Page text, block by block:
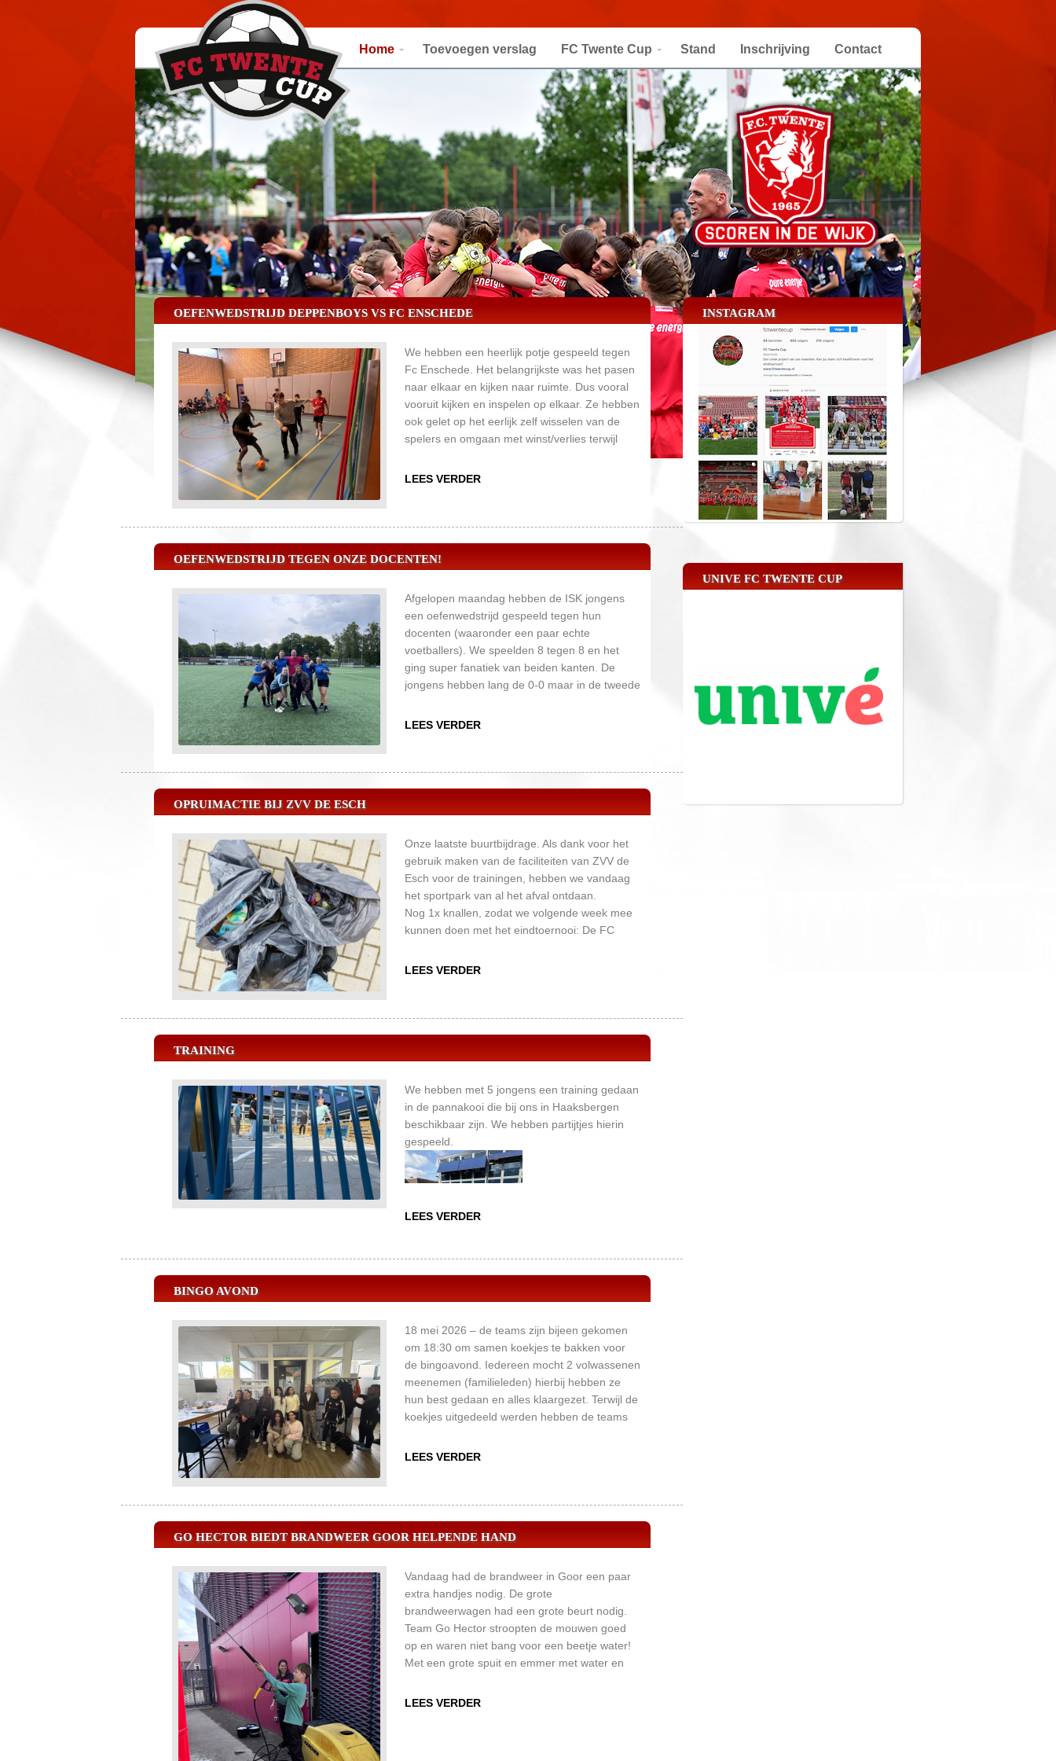
Home Toevoegen verslag FC Twente Cup Stand Inschrijving Contact
OEFENWEDSTRIJD DEPPENBOYS VS FC ENSCHEDE
We hebben een heerlijk potje gespeeld tegen
Fc Enschede. Het belangrijkste was het pasen
naar elkaar en kijken naar ruimte. Dus vooral
vooruit kijken en inspelen op elkaar. Ze hebben
ook gelet op het eerlijk zelf wisselen van de
spelers en omgaan met winst/verlies terwijl
LEES VERDER
OEFENWEDSTRIJD TEGEN ONZE DOCENTEN!
Afgelopen maandag hebben de ISK jongens
een oefenwedstrijd gespeeld tegen hun
docenten (waaronder een paar echte
voetballers). We speelden 8 tegen 8 en het
ging super fanatiek van beiden kanten. De
jongens hebben lang de 0-0 maar in de tweede
docenten hebben met 2-0 van de jongens
LEES VERDER
OPRUIMACTIE BIJ ZVV DE ESCH
Onze laatste buurtbijdrage. Als dank voor het
gebruik maken van de faciliteiten van ZVV de
Esch voor de trainingen, hebben we vandaag
het sportpark van al het afval ontdaan.
Nog 1x knallen, zodat we volgende week mee
kunnen doen met het eindtoernooi: De FC
LEES VERDER
TRAINING
We hebben met 5 jongens een training gedaan
in de pannakooi die bij ons in Haaksbergen
beschikbaar zijn. We hebben partijtjes hierin
gespeeld.
LEES VERDER
BINGO AVOND
18 mei 2026 – de teams zijn bijeen gekomen
om 18:30 om samen koekjes te bakken voor
de bingoavond. Iedereen mocht 2 volwassenen
meenemen (familieleden) hierbij hebben ze
hun best gedaan en alles klaargezet. Terwijl de
koekjes uitgedeeld werden hebben de teams
de bingo avond hebben we alles samen
LEES VERDER
GO HECTOR BIEDT BRANDWEER GOOR HELPENDE HAND
Vandaag had de brandweer in Goor een paar
extra handjes nodig. De grote
brandweerwagen had een grote beurt nodig.
Team Go Hector stroopten de mouwen goed
op en waren niet bang voor een beetje water!
Met een grote spuit en emmer met water en
poetsen kregen ze nog een rondleiding en
LEES VERDER
INSTAGRAM
UNIVE FC TWENTE CUP